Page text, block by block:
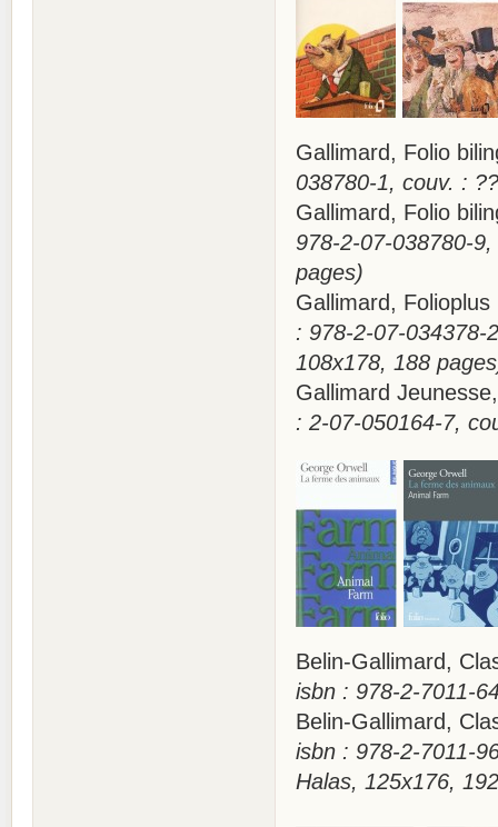
Gallimard, Folio
038780-1, couv. :
Gallimard, Folio
978-2-07-038780-
pages)
Gallimard,
: 978-2-07-034378-
108x178, 188
Gallimard
: 2-07-050164-7,
Belin-Gallimard,
isbn : 978-2-7011-
Belin-Gallimard,
isbn : 978-2-7011-
Halas, 125x176,